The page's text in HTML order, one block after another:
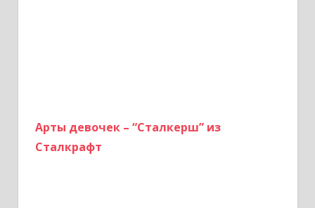
Арты девочек – “Сталкерш” из
Сталкрафт